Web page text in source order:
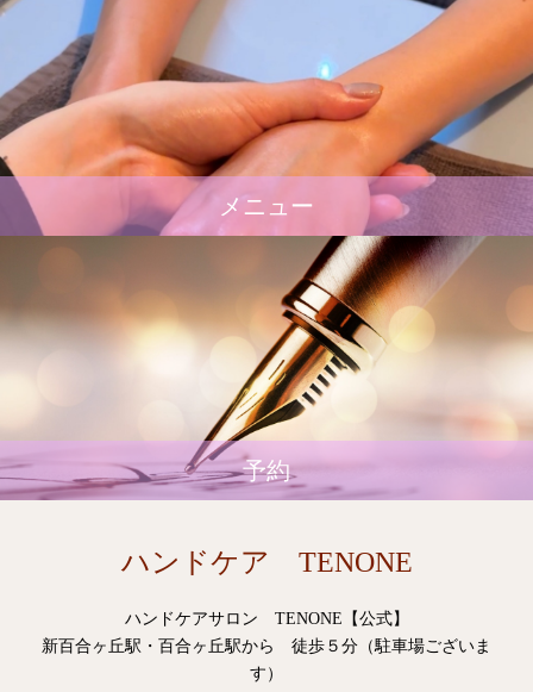
メニュー
予約
ハンドケア TENONE
ハンドケアサロン TENONE【公式】
新百合ヶ丘駅・百合ヶ丘駅から 徒歩５分（駐車場ございま
す）